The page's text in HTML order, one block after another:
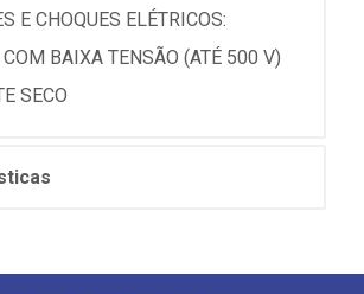
E CHOQUES ELÉTRICOS:
BAIXA TENSÃO (ATÉ 500 V)
SECO